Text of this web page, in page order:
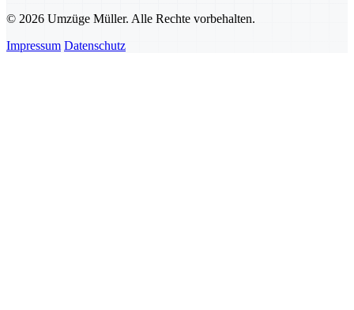
© 2026 Umzüge Müller. Alle Rechte vorbehalten.
Impressum Datenschutz